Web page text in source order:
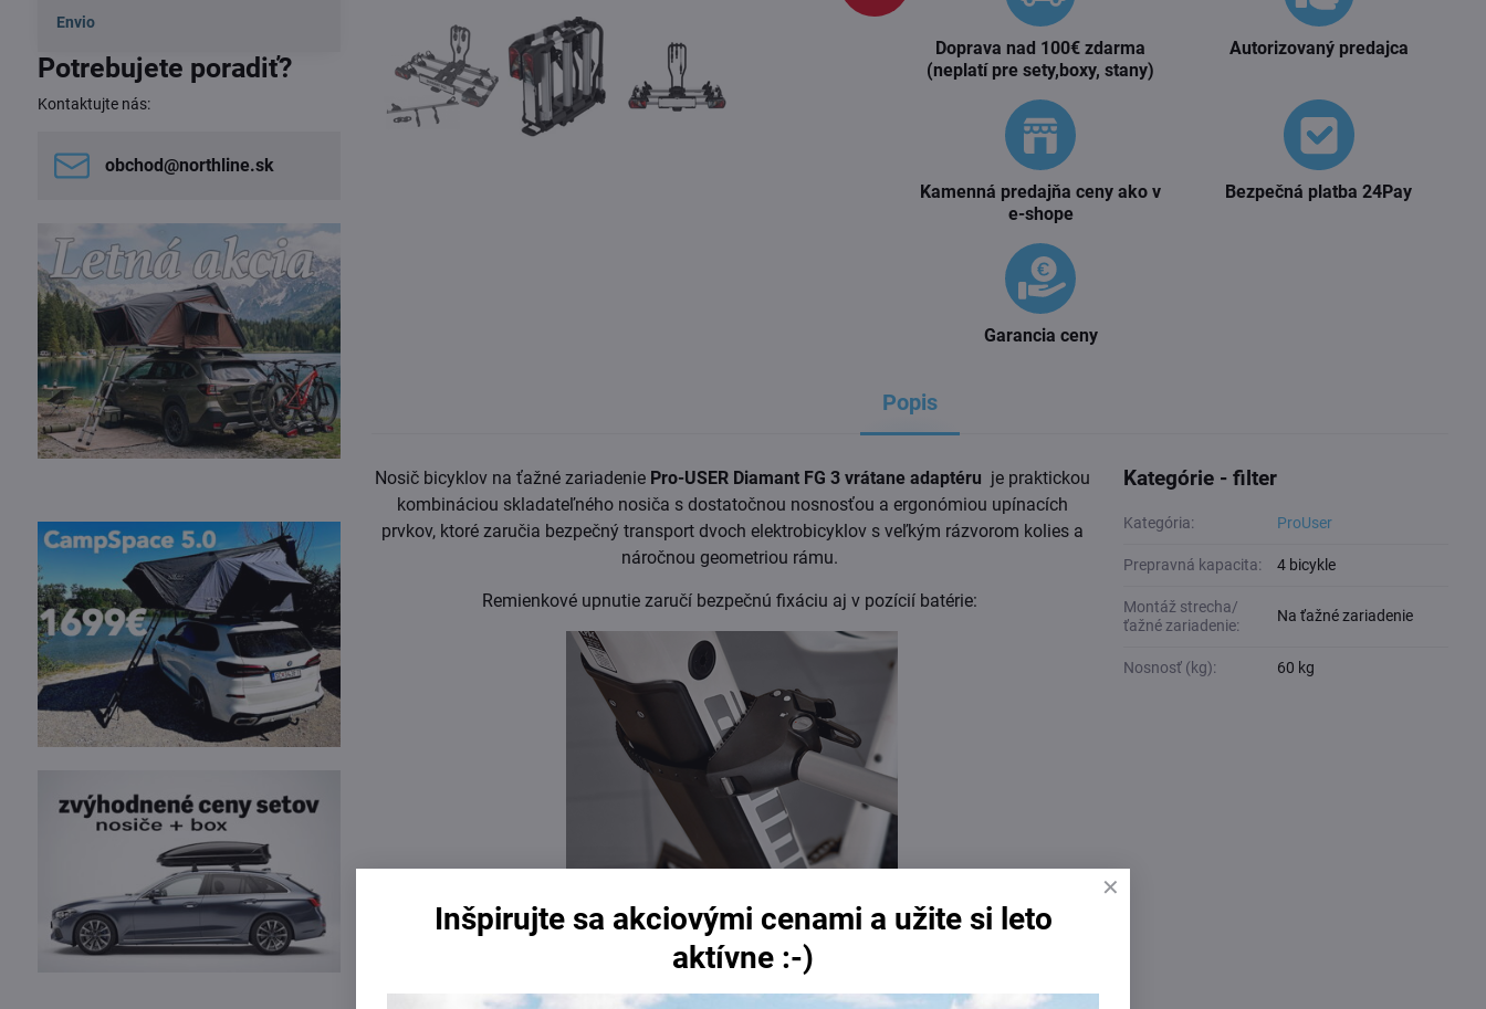
Doprava nad 100€ zdarma
(neplatí pre sety,boxy, stany)
Autorizovaný predajca
Kamenná predajňa ceny ako v
e-shope
Bezpečná platba 24Pay
Garancia ceny
Popis
Nosič bicyklov na ťažné zariadenie Pro-USER Diamant FG 3 vrátane adaptéru je praktickou
kombináciou skladateľného nosiča s dostatočnou nosnosťou a ergonómiou upínacích
prvkov, ktoré zaručia bezpečný transport dvoch elektrobicyklov s veľkým rázvorom kolies a
náročnou geometriou rámu.
Remienkové upnutie zaručí bezpečnú fixáciu aj v pozícií batérie:
Nosič má výklopnú funkciu a pákový rýchloupínací mechanizmus s možnosťou dodatočnej
Kategórie - filter
Kategória: ProUser
Prepravná kapacita: 4 bicykle
Montáž strecha/
ťažné zariadenie:
Na ťažné zariadenie
Nosnosť (kg): 60 kg
Envio
Potrebujete poradiť?
Kontaktujte nás:
obchod​@northline​.sk
Inšpirujte sa akciovými cenami a užite si leto
aktívne :-)